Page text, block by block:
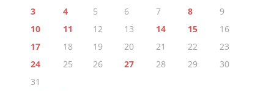
3
4 5 6 7 8
9
10
11 12 13 14 15
16
17
18 19 20 21 22
23
24
25 26 27 28 29
30
31